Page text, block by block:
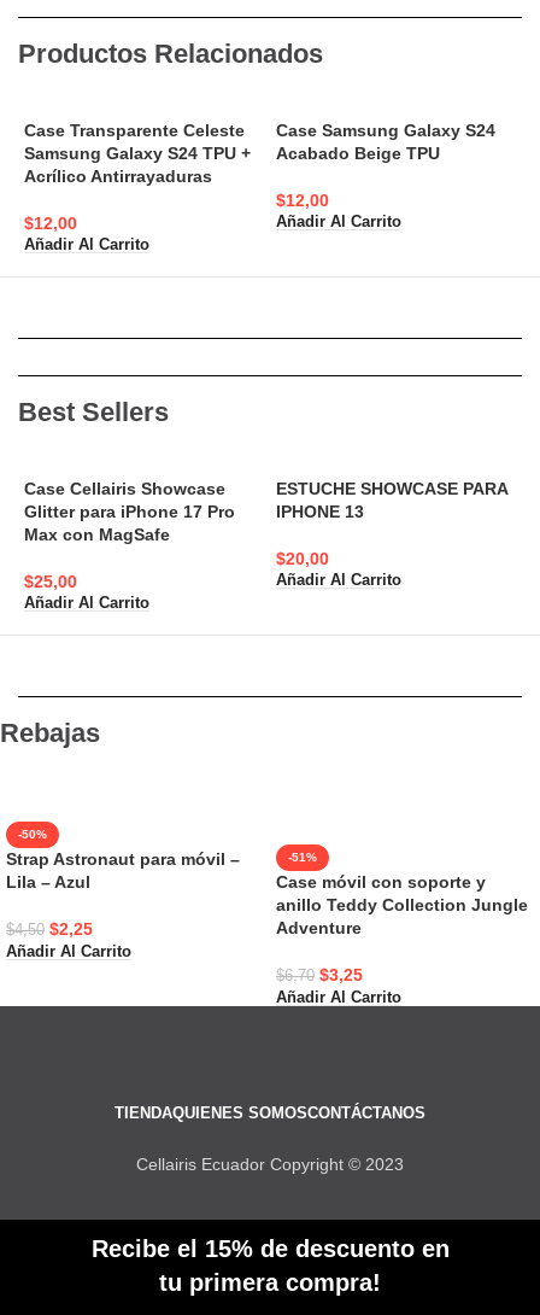
Productos Relacionados
Case Transparente Celeste
Samsung Galaxy S24 TPU +
Acrílico Antirrayaduras
$12,00
Añadir Al Carrito
Case Samsung Galaxy S24
Acabado Beige TPU
$12,00
Añadir Al Carrito
Best Sellers
Case Cellairis Showcase
Glitter para iPhone 17 Pro
Max con MagSafe
$25,00
Añadir Al Carrito
ESTUCHE SHOWCASE PARA
IPHONE 13
$20,00
Añadir Al Carrito
Rebajas
-50%
Strap Astronaut para móvil –
Lila – Azul
$4,50 $2,25
Añadir Al Carrito
-51%
Case móvil con soporte y
anillo Teddy Collection Jungle
Adventure
$6,70 $3,25
Añadir Al Carrito
TIENDAQUIENES SOMOSCONTÁCTANOS
Cellairis Ecuador Copyright © 2023
Recibe el 15% de descuento en
tu primera compra!